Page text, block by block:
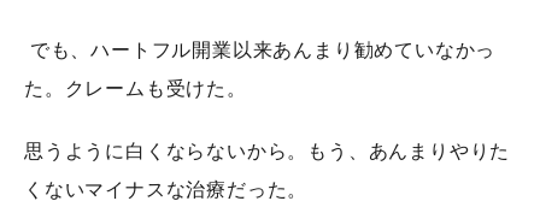
でも、ハートフル開業以来あんまり勧めていなかっ
た。クレームも受けた。
思うように白くならないから。もう、あんまりやりた
くないマイナスな治療だった。